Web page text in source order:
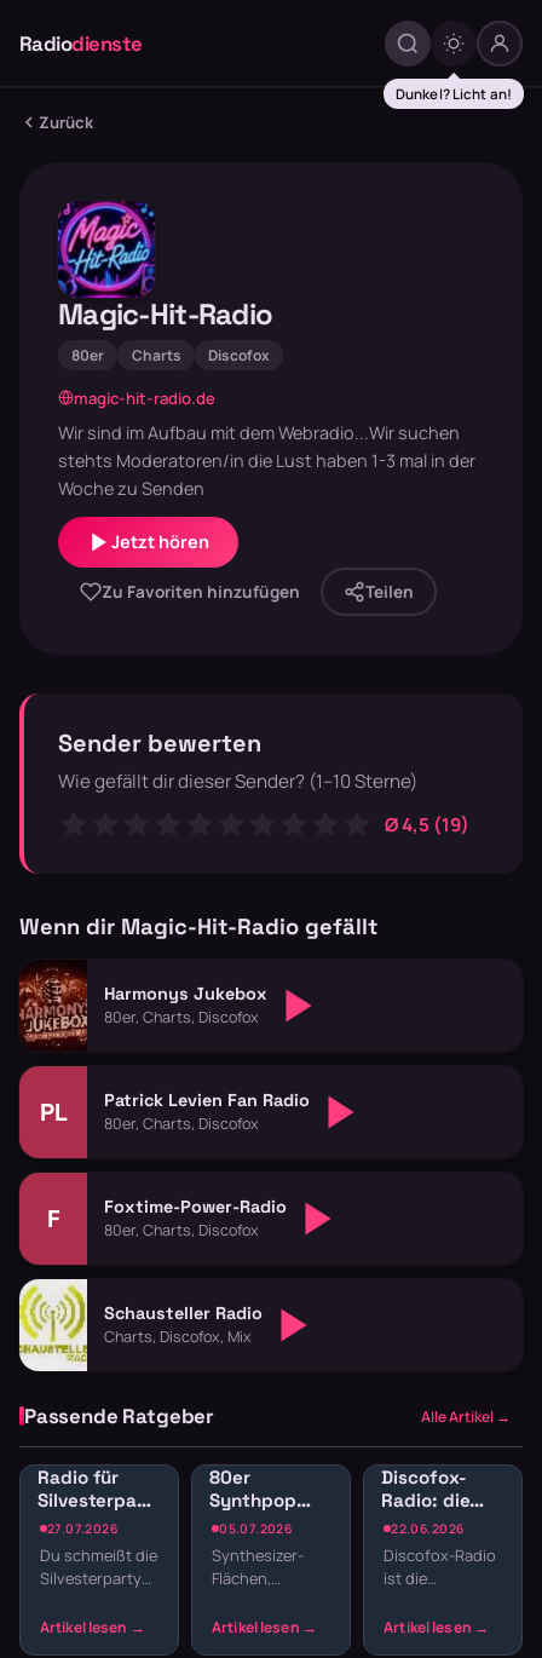
Radiodienste
Dunkel? Licht an!
Zurück
Magic-Hit-Radio
80er Charts Discofox
magic-hit-radio.de
Wir sind im Aufbau mit dem Webradio...Wir suchen
stehts Moderatoren/in die Lust haben 1-3 mal in der
Woche zu Senden
Jetzt hören
Zu Favoriten hinzufügen Teilen
Sender bewerten
Wie gefällt dir dieser Sender? (1–10 Sterne)
Ø 4,5 (19)
Wenn dir Magic-Hit-Radio gefällt
Harmonys Jukebox
80er, Charts, Discofox
PL Patrick Levien Fan Radio
80er, Charts, Discofox
F Foxtime-Power-Radio
80er, Charts, Discofox
Schausteller Radio
Charts, Discofox, Mix
Passende Ratgeber Alle Artikel →
27.07.2026
Radio für
Silvesterparty:
Die besten
Sender für
den
Jahreswechsel
Du schmeißt die
Silvesterparty
den ganzen
05.07.2026
80er
Synthpop
Radio: New
Wave und
elektronische
Synthesizer-
Flächen,
Melodien und
22.06.2026
Discofox-
Radio: die
besten
Sender zum
Tanzen
Discofox-Radio
ist die
daheim —